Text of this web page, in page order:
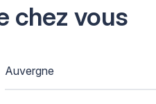
chez vous
Auvergne